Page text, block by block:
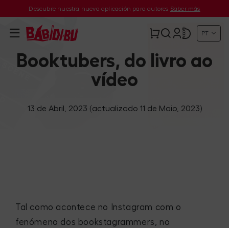
Descubre nuestra nueva aplicación para autores Saber más
PT
Booktubers, do livro ao
vídeo
13 de Abril, 2023 (actualizado 11 de Maio, 2023)
Tal como acontece no Instagram com o
fenómeno dos bookstagrammers, no